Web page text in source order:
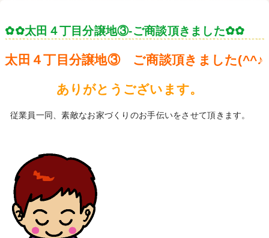
✿✿太田４丁目分譲地③-ご商談頂きました✿✿
太田４丁目分譲地③ ご商談頂きました(^^♪
ありがとうございます。
従業員一同、素敵なお家づくりのお手伝いをさせて頂きます。